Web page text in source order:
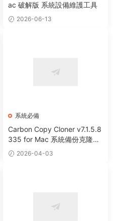
ac 破解版 系統設備維護工具
2026-06-13
系統必備
Carbon Copy Cloner v7.1.5.8
335 for Mac 系統備份克隆遷
移工具
2026-04-03